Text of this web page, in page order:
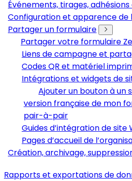
Événements, tirages,
Configuration et apparence de
Partager un formulaire
Partager votre formulaire
Liens de campagne et
Codes QR et matériel
Intégrations et widgets de
Ajouter un bouton à
version française de mon
pair-à-pair
Guides d’intégration de site
Pages d’accueil de
Création, archivage,
Rapports et exportations de